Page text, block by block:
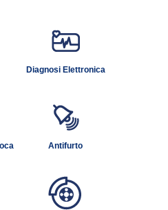
Diagnosi Elettronica
Antifurto